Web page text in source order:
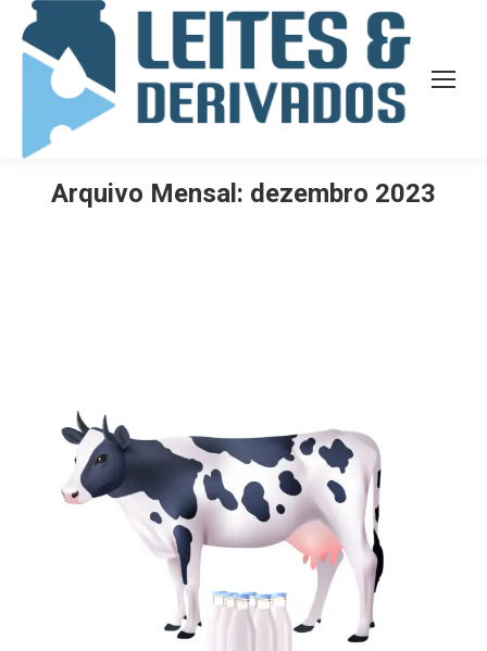
Arquivo Mensal: dezembro 2023